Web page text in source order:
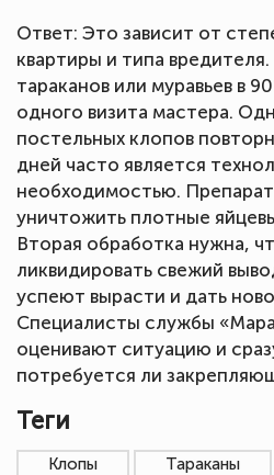
Ответ: Это зависит от
квартиры и типа
тараканов или муравьев в
одного визита мастера.
постельных клопов
дней часто является
необходимостью.
уничтожить плотные
Вторая обработка нужна,
ликвидировать свежий
успеют вырасти и дать
Специалисты службы
оценивают ситуацию и
потребуется ли
Теги
Клопы Тараканы